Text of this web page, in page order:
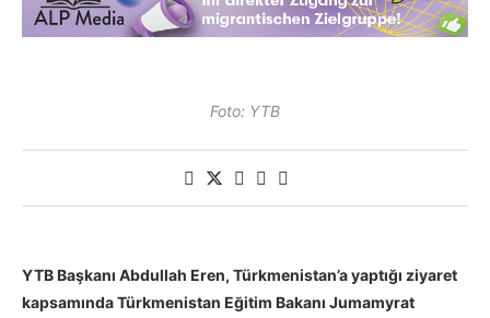
Foto: YTB
YTB Başkanı Abdullah Eren, Türkmenistan’a yaptığı ziyaret
kapsamında Türkmenistan Eğitim Bakanı Jumamyrat